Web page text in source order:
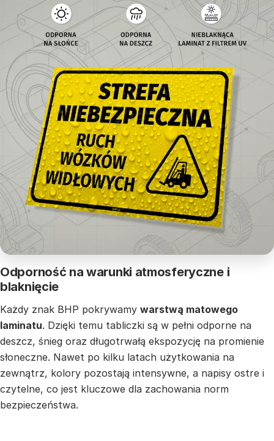
Odporność na warunki atmosferyczne i
blaknięcie
Każdy znak BHP pokrywamy warstwą matowego
laminatu. Dzięki temu tabliczki są w pełni odporne na
deszcz, śnieg oraz długotrwałą ekspozycję na promienie
słoneczne. Nawet po kilku latach użytkowania na
zewnątrz, kolory pozostają intensywne, a napisy ostre i
czytelne, co jest kluczowe dla zachowania norm
bezpieczeństwa.